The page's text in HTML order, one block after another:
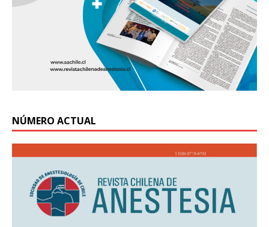
NÚMERO ACTUAL